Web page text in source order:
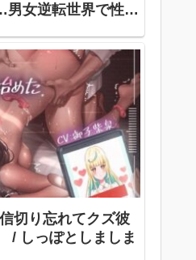
女逆転世界で性犯
切り忘れてクズ彼
/ しっぽとしましま